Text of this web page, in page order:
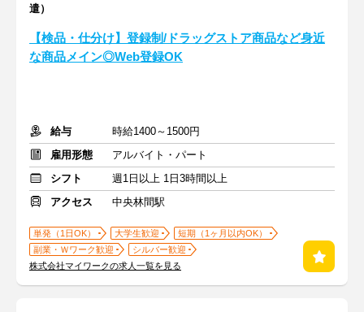
遣）
【検品・仕分け】登録制/ドラッグストア商品など身近
な商品メイン◎Web登録OK
給与
時給1400～1500円
雇用形態
アルバイト・パート
シフト
週1日以上 1日3時間以上
アクセス
中央林間駅
単発（1日OK） 大学生歓迎
短期（1ヶ月以内OK）
副業・Ｗワーク歓迎
シルバー歓迎
株式会社マイワークの求人一覧を見る